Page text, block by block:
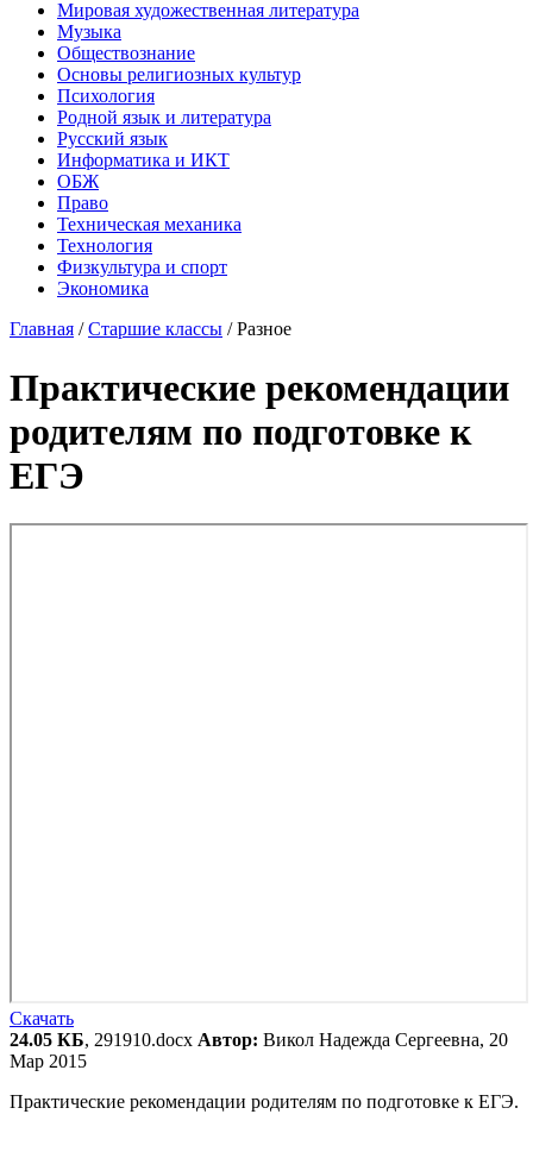
Мировая художественная литература
Музыка
Обществознание
Основы религиозных культур
Психология
Родной язык и литература
Русский язык
Информатика и ИКТ
ОБЖ
Право
Техническая механика
Технология
Физкультура и спорт
Экономика
Главная /Старшие классы /Разное
Практические рекомендации
родителям по подготовке к
ЕГЭ
Скачать
24.05 КБ, 291910.docx Автор: Викол Надежда Сергеевна, 20
Мар 2015
Практические рекомендации родителям по подготовке к ЕГЭ.